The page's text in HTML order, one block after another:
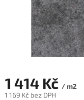
1 414 Kč / m2
1 169 Kč bez DPH